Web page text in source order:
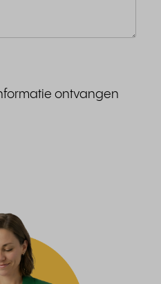
ontvangen